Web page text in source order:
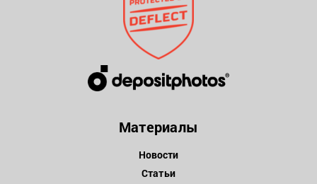
Материалы
Новости
Статьи